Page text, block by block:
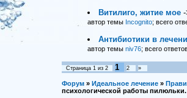
Витилиго, житие мое
автор темы Incognito; всего
Антибиотики в
автор темы niv76; всего
Страница 1 из 2 1 2 »
Форум » Идеальное лечение »
психологической работы пилюльки.